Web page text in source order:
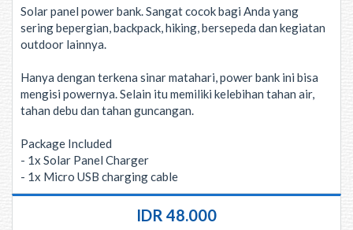
Solar panel power bank. Sangat cocok bagi Anda yang
sering bepergian, backpack, hiking, bersepeda dan kegiatan
outdoor lainnya.
Hanya dengan terkena sinar matahari, power bank ini bisa
mengisi powernya. Selain itu memiliki kelebihan tahan air,
tahan debu dan tahan guncangan.
Package Included
- 1x Solar Panel Charger
- 1x Micro USB charging cable
IDR 48.000